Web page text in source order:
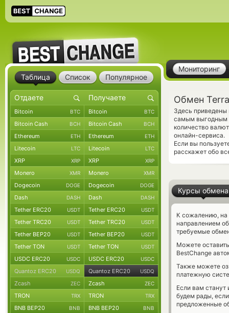
Мониторинг
Обмен
Здесь приведены
самым выгодным
количество
онлайн-сервиса.
Если вы
расскажет обо
Курсы обмена
К сожалению, на
направлением
требуемые
Можете
BestChange
Также можете
платежную
Если вам
будем рады,
предложенные
Таблица Список Популярное
Bitcoin BTC Bitcoin BTC
Bitcoin Cash BCH Bitcoin Cash BCH
Ethereum ETH Ethereum ETH
Litecoin LTC Litecoin LTC
XRP XRP XRP XRP
Monero XMR Monero XMR
Dogecoin DOGE Dogecoin DOGE
Dash DASH Dash DASH
Tether ERC20 USDT Tether ERC20 USDT
Tether TRC20 USDT Tether TRC20 USDT
Tether BEP20 USDT Tether BEP20 USDT
Tether TON USDT Tether TON USDT
USDC ERC20 USDC USDC ERC20 USDC
Quantoz ERC20 USDQ Quantoz ERC20 USDQ
Zcash ZEC Zcash ZEC
TRON TRX TRON TRX
BNB BEP20 BNB BNB BEP20 BNB